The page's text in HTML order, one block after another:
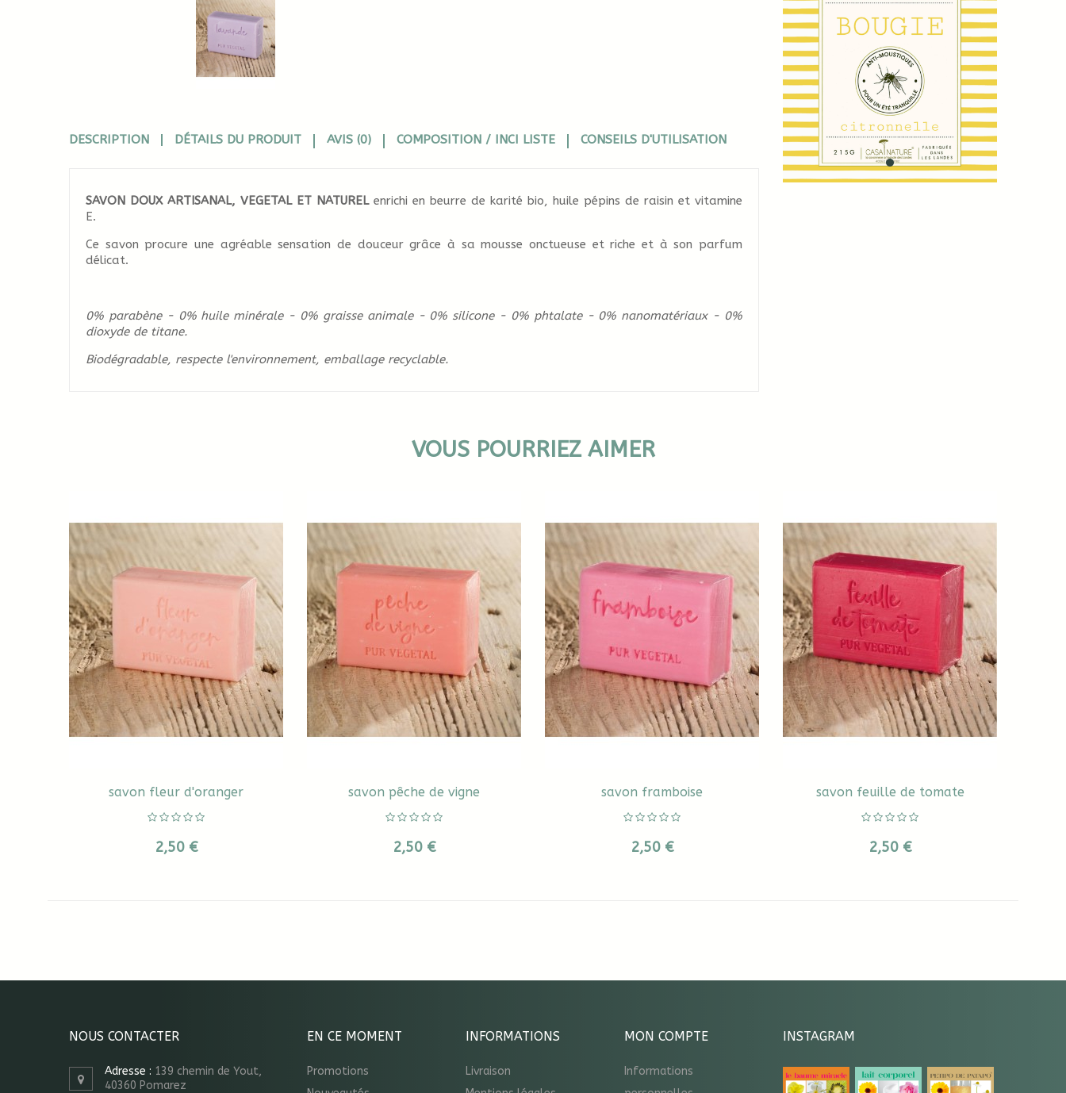
DESCRIPTION DÉTAILS DU PRODUIT AVIS (0) COMPOSITION / INCI LISTE CONSEILS D'UTILISATION
SAVON DOUX ARTISANAL, VEGETAL ET NATUREL enrichi en beurre de karité bio, huile pépins de raisin et vitamine
E.
Ce savon procure une agréable sensation de douceur grâce à sa mousse onctueuse et riche et à son parfum
délicat.
0% parabène - 0% huile minérale - 0% graisse animale - 0% silicone - 0% phtalate - 0% nanomatériaux - 0%
dioxyde de titane.
Biodégradable, respecte l'environnement, emballage recyclable.
VOUS POURRIEZ AIMER
savon fleur d'oranger
2,50 €
savon pêche de vigne
2,50 €
savon framboise
2,50 €
savon feuille de tomate
2,50 €
NOUS CONTACTER
Adresse : 139 chemin de Yout,
40360 Pomarez
EN CE MOMENT
Promotions
INFORMATIONS
Livraison
MON COMPTE
Informations
INSTAGRAM